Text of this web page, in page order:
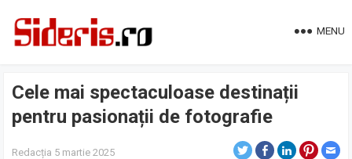
MENU
Cele mai spectaculoase destinații
pentru pasionații de fotografie
Redacția 5 martie 2025